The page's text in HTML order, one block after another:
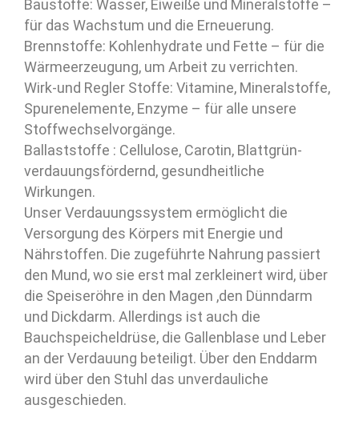
Baustoffe: Wasser, Eiweiße und Mineralstoffe –
für das Wachstum und die Erneuerung.
Brennstoffe: Kohlenhydrate und Fette – für die
Wärmeerzeugung, um Arbeit zu verrichten.
Wirk-und Regler Stoffe: Vitamine, Mineralstoffe,
Spurenelemente, Enzyme – für alle unsere
Stoffwechselvorgänge.
Ballaststoffe : Cellulose, Carotin, Blattgrün-
verdauungsfördernd, gesundheitliche
Wirkungen.
Unser Verdauungssystem ermöglicht die
Versorgung des Körpers mit Energie und
Nährstoffen. Die zugeführte Nahrung passiert
den Mund, wo sie erst mal zerkleinert wird, über
die Speiseröhre in den Magen ,den Dünndarm
und Dickdarm. Allerdings ist auch die
Bauchspeicheldrüse, die Gallenblase und Leber
an der Verdauung beteiligt. Über den Enddarm
wird über den Stuhl das unverdauliche
ausgeschieden.